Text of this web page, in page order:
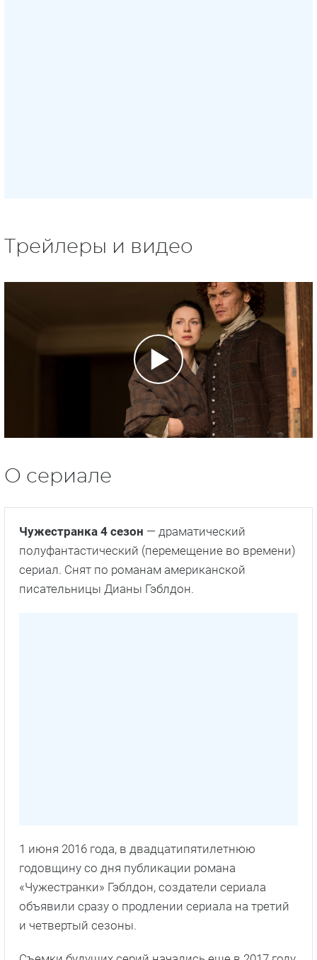
Трейлеры и видео
О сериале
Чужестранка 4 сезон — драматический
полуфантастический (перемещение во времени)
сериал. Снят по романам американской
писательницы Дианы Гэблдон.
1 июня 2016 года, в двадцатипятилетнюю
годовщину со дня публикации романа
«Чужестранки» Гэблдон, создатели сериала
объявили сразу о продлении сериала на третий
и четвертый сезоны.